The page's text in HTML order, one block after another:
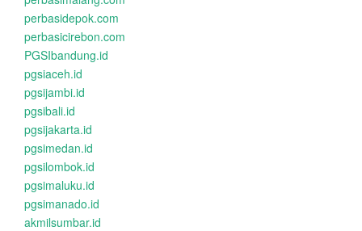
perbasidepok.com
perbasicirebon.com
PGSIbandung.id
pgsiaceh.id
pgsijambi.id
pgsibali.id
pgsijakarta.id
pgsimedan.id
pgsilombok.id
pgsimaluku.id
pgsimanado.id
akmilsumbar.id